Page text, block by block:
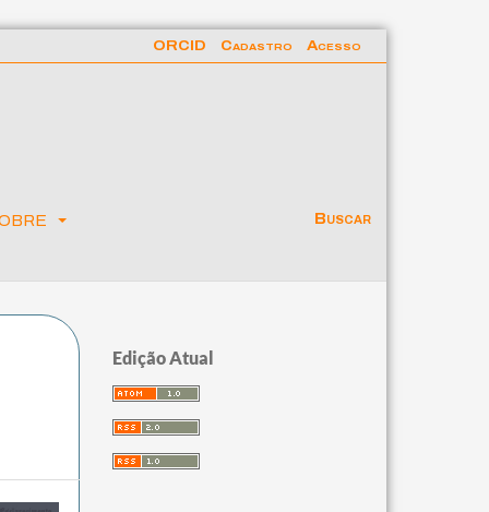
Buscar
ORCID Cadastro Acesso
Edição Atual